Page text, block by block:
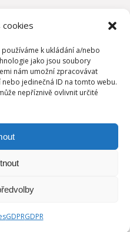
cookies
k ukládání a/nebo
jako jsou soubory
nám umožní zpracovávat
jedinečná ID na tomto webu.
nepříznivě ovlivnit určité
GDPRGDPR
s.r.o.